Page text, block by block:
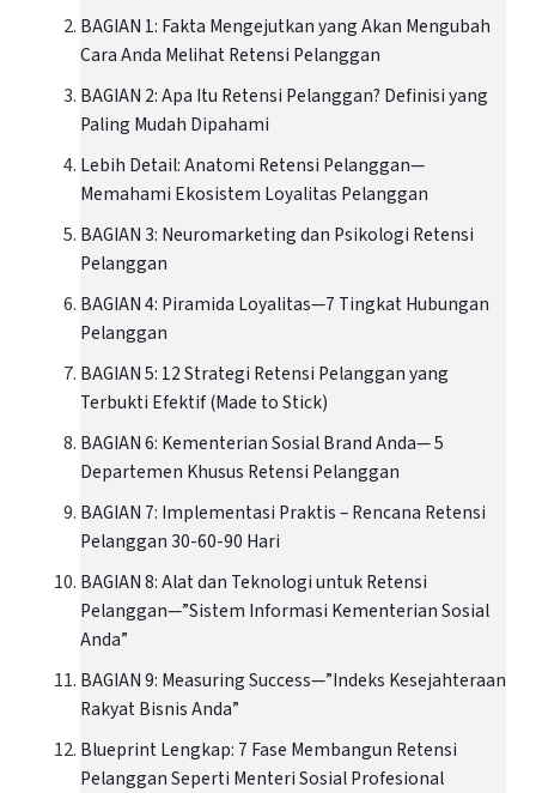
BAGIAN 1: Fakta Mengejutkan yang Akan Mengubah
Cara Anda Melihat Retensi Pelanggan
BAGIAN 2: Apa Itu Retensi Pelanggan? Definisi yang
Paling Mudah Dipahami
Lebih Detail: Anatomi Retensi Pelanggan—
Memahami Ekosistem Loyalitas Pelanggan
BAGIAN 3: Neuromarketing dan Psikologi Retensi
Pelanggan
BAGIAN 4: Piramida Loyalitas—7 Tingkat Hubungan
Pelanggan
BAGIAN 5: 12 Strategi Retensi Pelanggan yang
Terbukti Efektif (Made to Stick)
BAGIAN 6: Kementerian Sosial Brand Anda— 5
Departemen Khusus Retensi Pelanggan
BAGIAN 7: Implementasi Praktis – Rencana Retensi
Pelanggan 30-60-90 Hari
BAGIAN 8: Alat dan Teknologi untuk Retensi
Pelanggan—”Sistem Informasi Kementerian Sosial
Anda”
BAGIAN 9: Measuring Success—”Indeks Kesejahteraan
Rakyat Bisnis Anda”
Blueprint Lengkap: 7 Fase Membangun Retensi
Pelanggan Seperti Menteri Sosial Profesional